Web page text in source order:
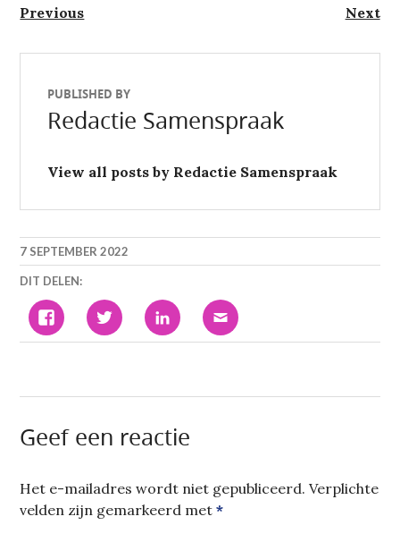
Berichtnavigatie
Previous
post:
Next
post:
PUBLISHED BY
Redactie Samenspraak
View all posts by Redactie Samenspraak
7 SEPTEMBER 2022
DIT DELEN:
KLIK
OM
TE
DELEN
OP
NIEUW
KLIK
OM
TE
DELEN
MET
NIEUW
KLIK
OM
OP
LINKEDIN
TE
NIEUW
KLIK
OM
DIT
TE
E-
(WORDT
Geef een reactie
Het e-mailadres wordt niet gepubliceerd. Verplichte
velden zijn gemarkeerd met*